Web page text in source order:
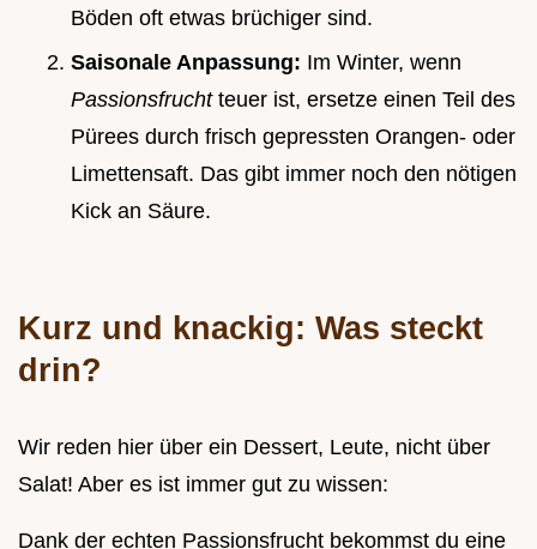
Böden oft etwas brüchiger sind.
Saisonale Anpassung: Im Winter, wenn
Passionsfrucht teuer ist, ersetze einen Teil des
Pürees durch frisch gepressten Orangen- oder
Limettensaft. Das gibt immer noch den nötigen
Kick an Säure.
Kurz und knackig: Was steckt
drin?
Wir reden hier über ein Dessert, Leute, nicht über
Salat! Aber es ist immer gut zu wissen:
Dank der echten Passionsfrucht bekommst du eine